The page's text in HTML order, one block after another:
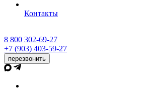
Контакты
8 800 302-69-27
+7 (903) 403-59-27
перезвонить